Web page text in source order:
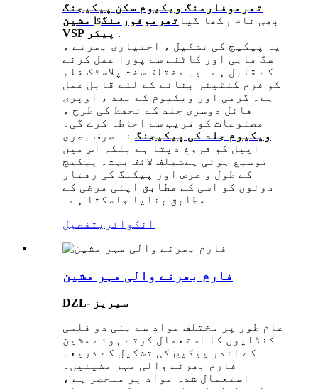
تھرموفارمنگ ویکیوم سکن پیکیجنگ
مشین is بھی نام رکھا گیا تھرموفورمنگ
VSP پیکر .
یہ پیکیج کی تشکیل ، اختیاری بھرنے ،
سگ ماہی اور کاٹنے سے پورا عمل کرنے
کے قابل ہے۔ یہ مختلف سخت پلاسٹک فلم
کو فرم کنٹینر بنانے کے لئے قابل عمل
ہے۔ گرمی اور ویکیوم کے بعد ، اوپری
فائل دوسری جلد کے تحفظ کی طرح ،
مصنوعات کو قریب سے احاطہ کرے گی۔
ویکیوم جلد کی پیکیجنگ نہ صرف بصری
اپیل کو فروغ دیتا ہے بلکہ اس میں
توسیع ہوتی ہےشیلف لائف بہت۔ پیکیج
کے طول و عرض اور پیکنگ کی رفتار
دونوں کو اسی کے مطابق اپنی مرضی کے
مطابق بنایا جاسکتا ہے۔
انکوائری تفصیل
فارم بھرنے والی مہر مشین
DZL- سیریز
عام طور پر مختلف مواد سے بنی دو فلمی
کنڈلیوں کا استعمال کرتے ہوئے مشین
کے اندر پیکیج کی تشکیل کے ذریعہ
فارم بھرنے والی مہر مشینیں۔
استعمال شدہ مواد پر منحصر ہے ،